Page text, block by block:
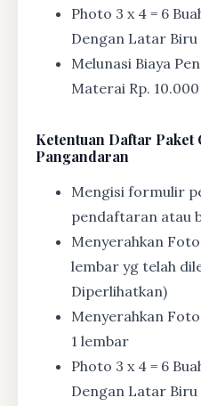
Photo 3 x 4 = 6
Dengan Latar Biru
Melunasi Biaya
Materai Rp.
Ketentuan Daftar Paket
Pangandaran
Mengisi formulir
pendaftaran atau
Menyerahkan
lembar yg telah
Diperlihatkan)
Menyerahkan
1 lembar
Photo 3 x 4 = 6
Dengan Latar Biru